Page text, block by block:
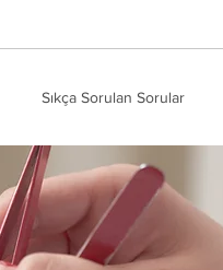
Sıkça Sorulan Sorular